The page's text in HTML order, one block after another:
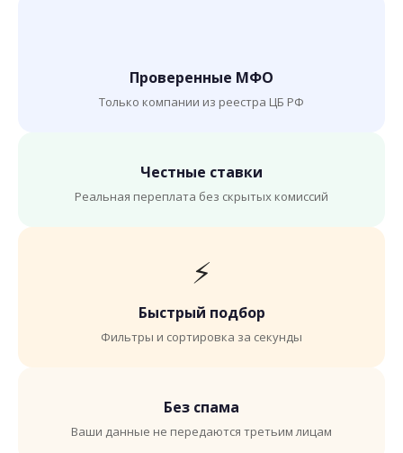
Проверенные МФО
Только компании из реестра ЦБ РФ
Честные ставки
Реальная переплата без скрытых комиссий
⚡
Быстрый подбор
Фильтры и сортировка за секунды
Без спама
Ваши данные не передаются третьим лицам